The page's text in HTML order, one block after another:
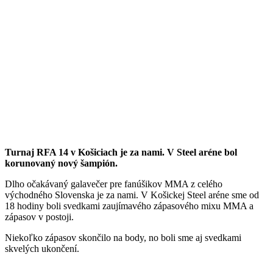
Turnaj RFA 14 v Košiciach je za nami. V Steel aréne bol
korunovaný nový šampión.
Dlho očakávaný galavečer pre fanúšikov MMA z celého
východného Slovenska je za nami. V Košickej Steel aréne sme od
18 hodiny boli svedkami zaujímavého zápasového mixu MMA a
zápasov v postoji.
Niekoľko zápasov skončilo na body, no boli sme aj svedkami
skvelých ukončení.